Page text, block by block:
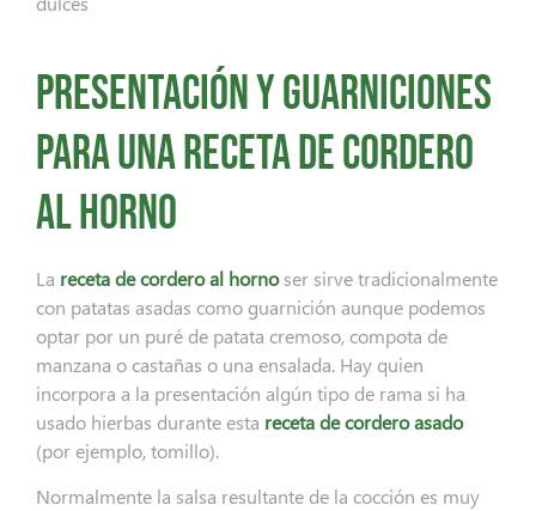
Presentación y guarniciones
para una receta de cordero
al horno
La receta de cordero al hornoser sirve tradicionalmente
con patatas asadas como guarnición aunque podemos
optar por un puré de patata cremoso, compota de
manzana o castañas o una ensalada. Hay quien
incorpora a la presentación algún tipo de rama si ha
usado hierbas durante esta receta de cordero asado
(por ejemplo, tomillo).
Normalmente la salsa resultante de la cocción es muy